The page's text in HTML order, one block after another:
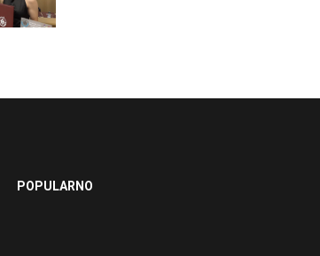
POPULARNO